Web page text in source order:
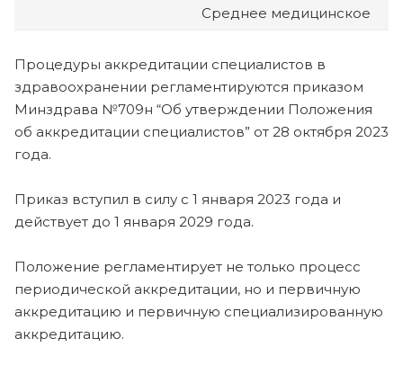
Среднее медицинское
Процедуры аккредитации специалистов в
здравоохранении регламентируются приказом
Минздрава №709н “Об утверждении Положения
об аккредитации специалистов” от 28 октября 2023
года.
Приказ вступил в силу с 1 января 2023 года и
действует до 1 января 2029 года.
Положение регламентирует не только процесс
периодической аккредитации, но и первичную
аккредитацию и первичную специализированную
аккредитацию.